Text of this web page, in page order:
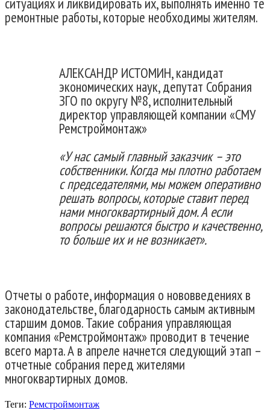
ремонтные работы, которые необходимы жителям.
АЛЕКСАНДР ИСТОМИН, кандидат
экономических наук, депутат Собрания
ЗГО по округу №8, исполнительный
директор управляющей компании «СМУ
Ремстроймонтаж»
«У нас самый главный заказчик – это
собственники. Когда мы плотно работаем
с председателями, мы можем оперативно
решать вопросы, которые ставит перед
нами многоквартирный дом. А если
вопросы решаются быстро и качественно,
то больше их и не возникает».
Отчеты о работе, информация о нововведениях в
законодательстве, благодарность самым активным
старшим домов. Такие собрания управляющая
компания «Ремстроймонтаж» проводит в течение
всего марта. А в апреле начнется следующий этап –
отчетные собрания перед жителями
многоквартирных домов.
Теги: Ремстроймонтаж